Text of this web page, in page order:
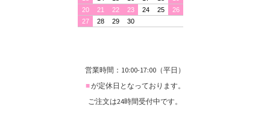
営業時間：10:00-17:00（平日）
■が定休日となっております。
ご注文は24時間受付中です。